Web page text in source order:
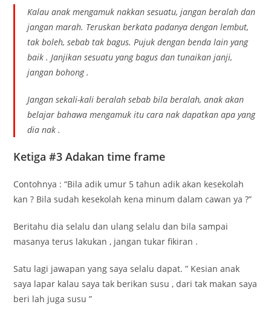
Kalau anak mengamuk nakkan sesuatu, jangan beralah dan
jangan marah. Teruskan berkata padanya dengan lembut,
tak boleh, sebab tak bagus. Pujuk dengan benda lain yang
baik . Janjikan sesuatu yang bagus dan tunaikan janji,
jangan bohong .
Jangan sekali-kali beralah sebab bila beralah, anak akan
belajar bahawa mengamuk itu cara nak dapatkan apa yang
dia nak .
Ketiga #3 Adakan time frame
Contohnya : “Bila adik umur 5 tahun adik akan kesekolah
kan ? Bila sudah kesekolah kena minum dalam cawan ya ?”
Beritahu dia selalu dan ulang selalu dan bila sampai
masanya terus lakukan , jangan tukar fikiran .
Satu lagi jawapan yang saya selalu dapat. ” Kesian anak
saya lapar kalau saya tak berikan susu , dari tak makan saya
beri lah juga susu ”